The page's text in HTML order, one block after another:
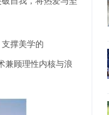
撑美学的
兼顾理性内核与浪